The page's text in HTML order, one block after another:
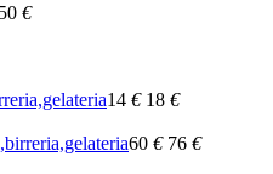
€
14 € 18 €
60 € 76 €